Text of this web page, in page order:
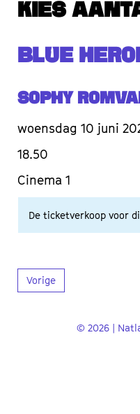
KIES
BLUE
Sophy
woensdag 10 juni
18.50
Cinema 1
De ticketverkoop voor
Vorige
© 2026 |